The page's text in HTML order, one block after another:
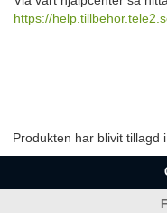
https://
Produkten har blivit tillagd